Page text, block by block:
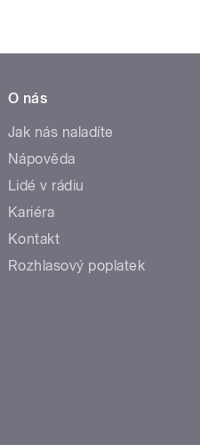
O nás
Jak nás naladíte
Nápověda
Lidé v rádiu
Kariéra
Kontakt
Rozhlasový poplatek